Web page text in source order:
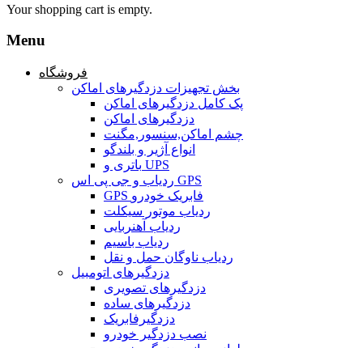
Your shopping cart is empty.
Menu
فروشگاه
بخش تجهیزات دزدگیرهای اماکن
پک کامل دزدگیرهای اماکن
دزدگیرهای اماکن
چشم اماکن,سنسور,مگنت
انواع آژیر و بلندگو
باتری و UPS
ردیاب و جی پی اس GPS
GPS فابریک خودرو
ردیاب موتور سیکلت
ردیاب آهنربایی
ردیاب باسیم
ردیاب ناوگان حمل و نقل
دزدگیرهای اتومبیل
دزدگیرهای تصویری
دزدگیرهای ساده
دزدگیرفابریک
نصب دزدگیر خودرو